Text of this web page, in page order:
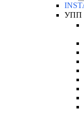
УПП